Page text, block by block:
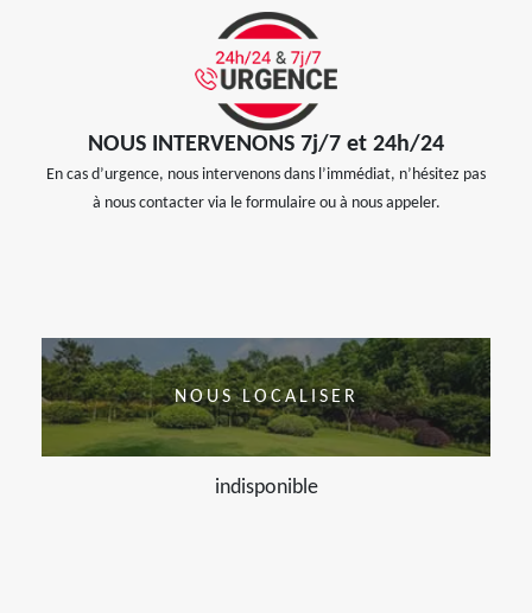
NOUS INTERVENONS 7j/7 et 24h/24
En cas d’urgence, nous intervenons dans l’immédiat, n’hésitez pas
à nous contacter via le formulaire ou à nous appeler.
NOUS LOCALISER
indisponible